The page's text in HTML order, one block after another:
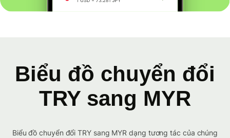
Biểu đồ chuyển đổi
TRY sang MYR
Biểu đồ chuyển đổi TRY sang MYR dạng tương tác của chúng